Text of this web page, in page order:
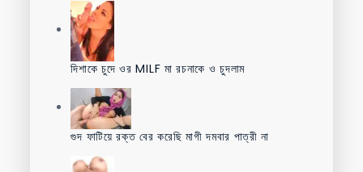
দিশাকে চুদে ওর MILF মা রচনাকে ও চুদলাম
গুদ ফাটিয়ে রক্ত বের করেছি মাগী দমবার পাত্রী না